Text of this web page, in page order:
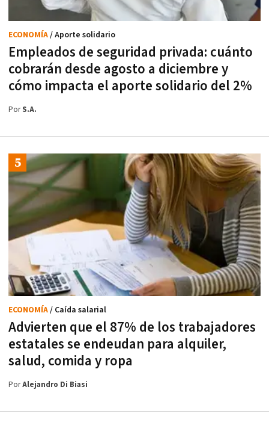
Empleados de seguridad privada: cuánto
cobrarán desde agosto a diciembre y
cómo impacta el aporte solidario del 2%
ECONOMÍA/ Aporte solidario
PorS.A.
Advierten que el 87% de los trabajadores
estatales se endeudan para alquiler,
salud, comida y ropa
ECONOMÍA/ Caída salarial
PorAlejandro Di Biasi